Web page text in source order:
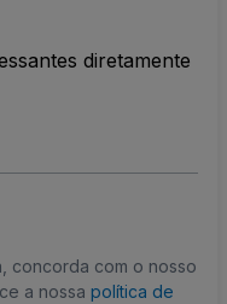
diretamente
concorda com o nosso
a nossa política de